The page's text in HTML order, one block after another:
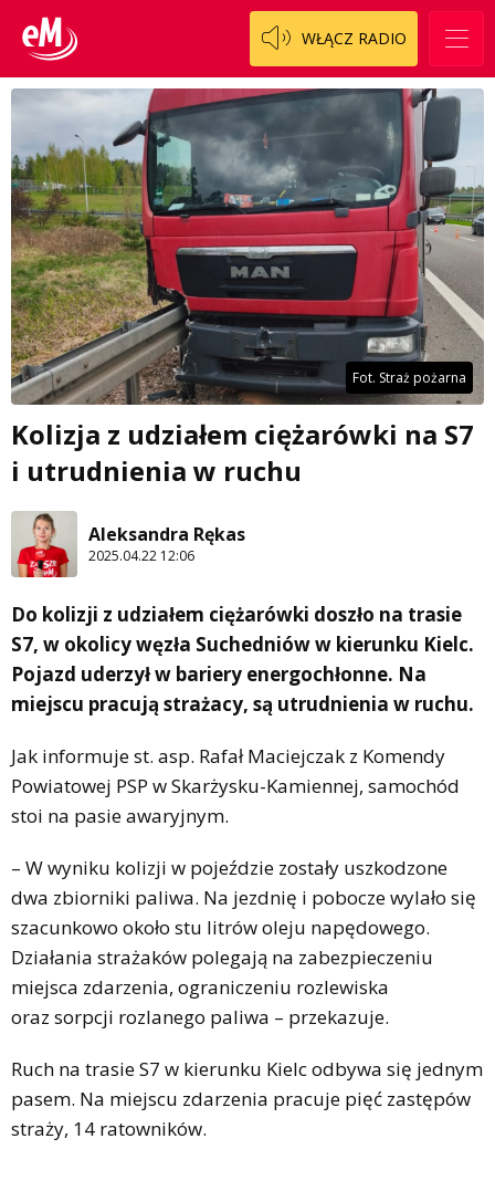
WŁĄCZ RADIO
Fot. Straż pożarna
Kolizja z udziałem ciężarówki na S7
i utrudnienia w ruchu
Aleksandra Rękas
2025.04.22 12:06
Do kolizji z udziałem ciężarówki doszło na trasie
S7, w okolicy węzła Suchedniów w kierunku Kielc.
Pojazd uderzył w bariery energochłonne. Na
miejscu pracują strażacy, są utrudnienia w ruchu.
Jak informuje st. asp. Rafał Maciejczak z Komendy
Powiatowej PSP w Skarżysku-Kamiennej, samochód
stoi na pasie awaryjnym.
– W wyniku kolizji w pojeździe zostały uszkodzone
dwa zbiorniki paliwa. Na jezdnię i pobocze wylało się
szacunkowo około stu litrów oleju napędowego.
Działania strażaków polegają na zabezpieczeniu
miejsca zdarzenia, ograniczeniu rozlewiska
oraz sorpcji rozlanego paliwa – przekazuje.
Ruch na trasie S7 w kierunku Kielc odbywa się jednym
pasem. Na miejscu zdarzenia pracuje pięć zastępów
straży, 14 ratowników.